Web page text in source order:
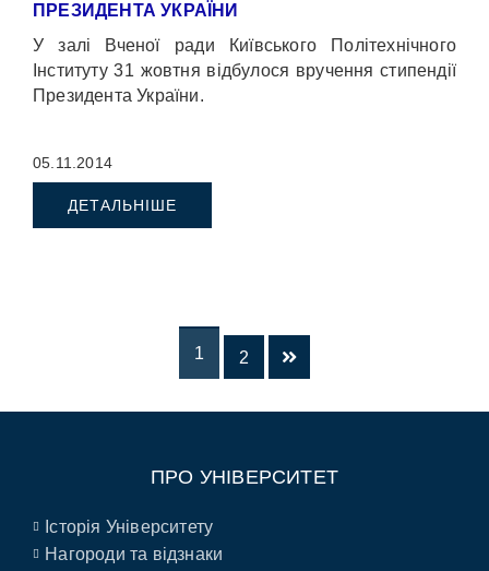
ПРЕЗИДЕНТА УКРАЇНИ
У залі Вченої ради Київського Політехнічного
Інституту 31 жовтня відбулося вручення стипендії
Президента України.
05.11.2014
ДЕТАЛЬНІШЕ
1 2
ПРО УНІВЕРСИТЕТ
Історія Університету
Нагороди та відзнаки